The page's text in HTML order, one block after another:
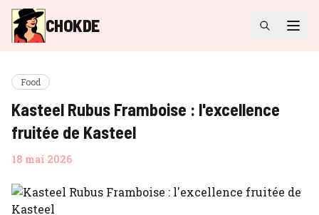
CHOKDE
Food
Kasteel Rubus Framboise : l'excellence
fruitée de Kasteel
18 mai 2026